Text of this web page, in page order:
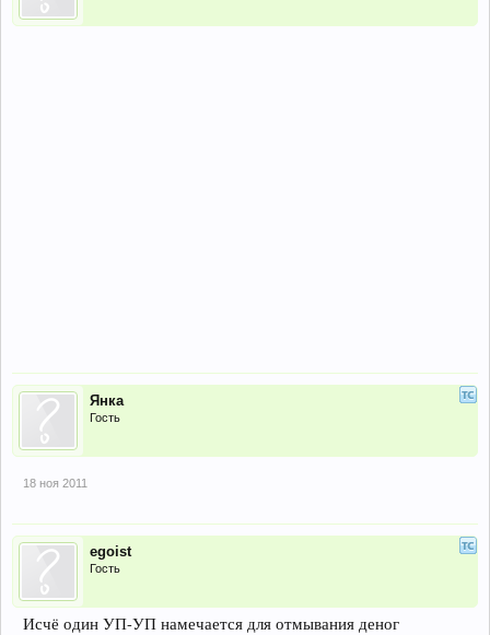
Янка
Гость
18 ноя 2011
egoist
Гость
Исчё один УП-УП намечается для отмывания деног